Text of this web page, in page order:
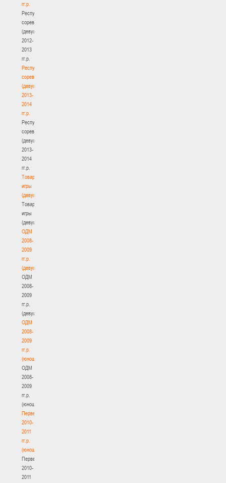
гг.р.
Республиканские
соревнования
(девушки)
2012-
2013
гг.р.
Республиканские
соревнования
(девушки)
2013-
2014
гг.р.
Республиканские
соревнования
(девушки)
2013-
2014
гг.р.
Товарищеские
игры
(девушки)
Товарищеские
игры
(девушки)
ОДМ
2008-
2009
гг.р.
(девушки)
ОДМ
2008-
2009
гг.р.
(девушки)
ОДМ
2008-
2009
гг.р.
(юноши)
ОДМ
2008-
2009
гг.р.
(юноши)
Первенство
2010-
2011
гг.р.
(юноши)
Первенство
2010-
2011